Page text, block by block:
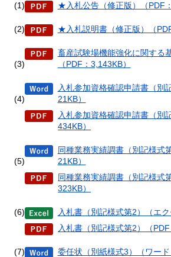
(1) ★入札公告（修正版）（PDF：
(2) ★入札説明書（修正版）（
(3)
畜産試験場機能強化に関する
（PDF：3,143KB）
(4)
入札参加資格確認申請書（別
21KB）
入札参加資格確認申請書（別
434KB）
(5)
同種業務実績調書（別記様式
21KB）
同種業務実績調書（別記様式
323KB）
(6)
入札書（別記様式第2）（エク
入札書（別記様式第2）（PDF
(7)
委任状（別紙様式3）（ワード